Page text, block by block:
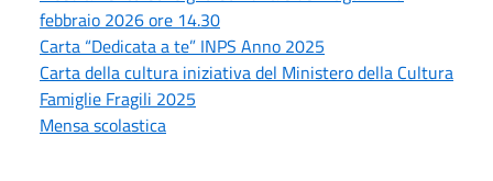
febbraio 2026 ore 14.30
Carta “Dedicata a te” INPS Anno 2025
Carta della cultura iniziativa del Ministero della Cultura
Famiglie Fragili 2025
Mensa scolastica